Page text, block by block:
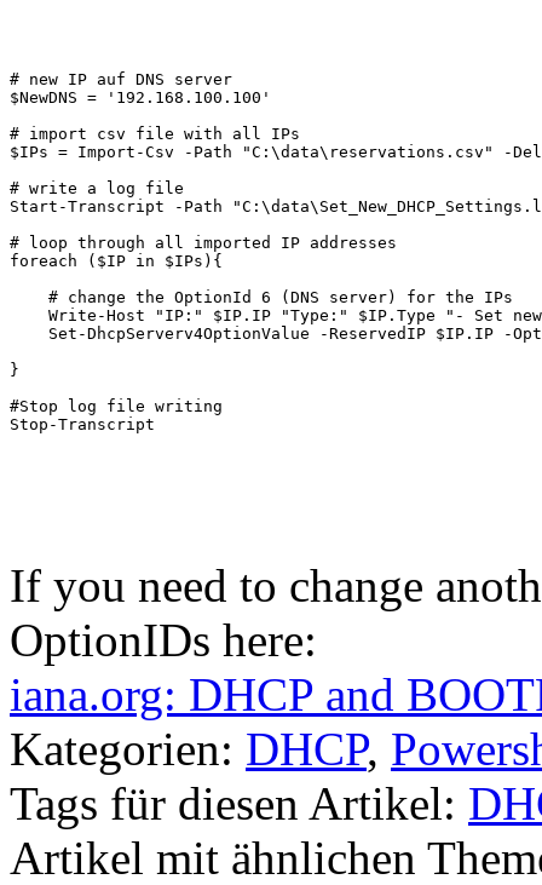
# new IP auf DNS server
$NewDNS = '192.168.100.100'
# import csv file with all IPs
$IPs = Import-Csv -Path "C:\data\reservations.csv" -
# write a log file
Start-Transcript -Path
# loop through all imported IP addresses
foreach ($IP in $IPs){
    # change the OptionId 6 (DNS server) for the IPs
Write-Host "IP:" $IP.IP "Type:" $IP.Type "- Set
Set-DhcpServerv4OptionValue -ReservedIP $IP.IP -
}
#Stop log file writing
Stop-Transcript
If you need to change
OptionIDs here:
iana.org: DHCP and
Kategorien: DHCP,
Tags für diesen Artikel:
Artikel mit ähnlichen